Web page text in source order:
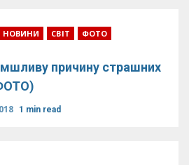
НОВИНИ СВІТ ФОТО
причину страшних
1 min read